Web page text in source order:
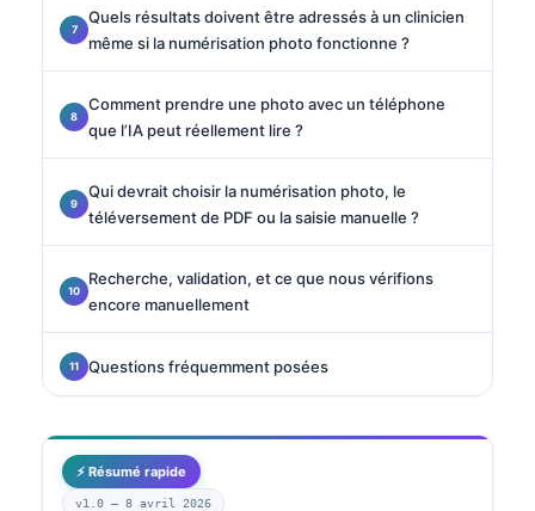
Quels résultats doivent être adressés à un clinicien
même si la numérisation photo fonctionne ?
Comment prendre une photo avec un téléphone
que l’IA peut réellement lire ?
Qui devrait choisir la numérisation photo, le
téléversement de PDF ou la saisie manuelle ?
Recherche, validation, et ce que nous vérifions
encore manuellement
Questions fréquemment posées
⚡ Résumé rapide
v1.0 — 8 avril 2026